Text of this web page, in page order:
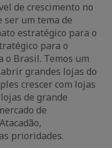
de crescimento no
ser um tema de
estratégico para o
para o
o Brasil. Temos um
grandes lojas do
crescer com lojas
de grande
de
prioridades.